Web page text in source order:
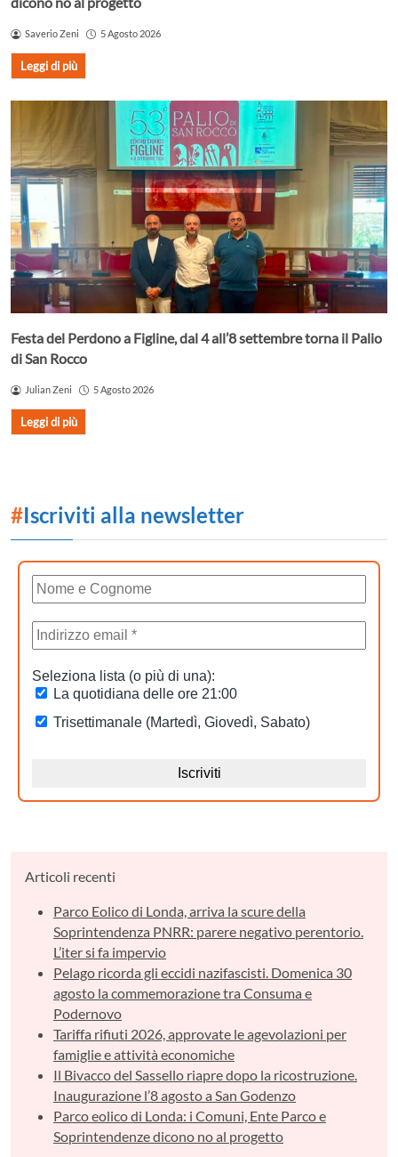
Saverio Zeni 5 Agosto 2026
Leggi di più
Festa del Perdono a Figline, dal 4 all’8 settembre torna il Palio
di San Rocco
Julian Zeni 5 Agosto 2026
Leggi di più
#Iscriviti alla newsletter
Articoli recenti
Parco Eolico di Londa, arriva la scure della
Soprintendenza PNRR: parere negativo perentorio.
L’iter si fa impervio
Pelago ricorda gli eccidi nazifascisti. Domenica 30
agosto la commemorazione tra Consuma e
Podernovo
Tariffa rifiuti 2026, approvate le agevolazioni per
famiglie e attività economiche
Il Bivacco del Sassello riapre dopo la ricostruzione.
Inaugurazione l’8 agosto a San Godenzo
Parco eolico di Londa: i Comuni, Ente Parco e
Soprintendenze dicono no al progetto